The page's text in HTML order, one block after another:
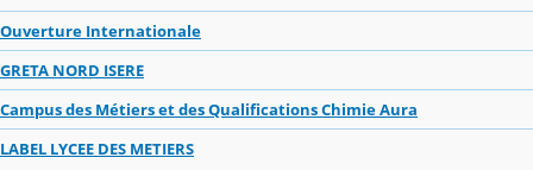
Ouverture Internationale
GRETA NORD ISERE
Campus des Métiers et des Qualifications Chimie Aura
LABEL LYCEE DES METIERS